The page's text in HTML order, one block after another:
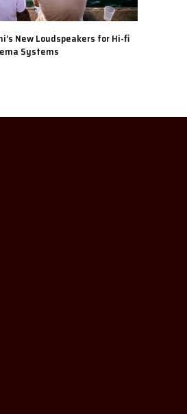
New Loudspeakers for Hi-fi
Systems